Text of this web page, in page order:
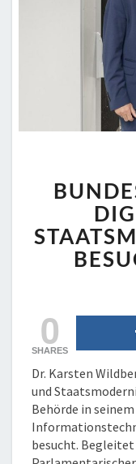
0
SHARES
Dr. Karsten
und
Behörde in
besucht.